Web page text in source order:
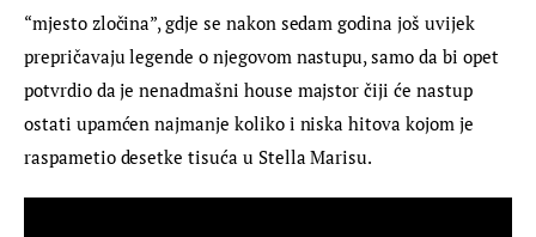
“mjesto zločina”, gdje se nakon sedam godina još uvijek
prepričavaju legende o njegovom nastupu, samo da bi opet
potvrdio da je nenadmašni house majstor čiji će nastup
ostati upamćen najmanje koliko i niska hitova kojom je
raspametio desetke tisuća u Stella Marisu.